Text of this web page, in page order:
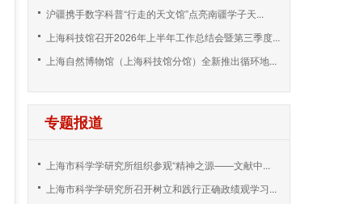
沪疆携手数字科普“行走的天文馆”点亮南疆学子天...
上海科技馆召开2026年上半年工作总结会暨第三季度...
上海自然博物馆（上海科技馆分馆）全新推出循环地...
专题报道
上海市科学学研究所组织参观“精神之源——文献中...
上海市科学学研究所召开树立和践行正确政绩观学习...